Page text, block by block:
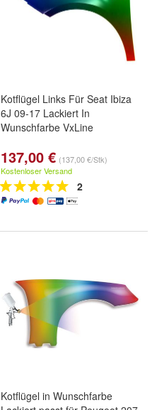
Kotflügel Links Für Seat Ibiza
6J 09-17 Lackiert In
Wunschfarbe VxLine
137,00 € (137,00 €/Stk)
Kostenloser Versand
2
Kotflügel in Wunschfarbe